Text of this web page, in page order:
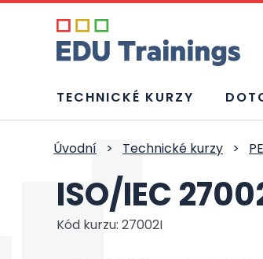
TECHNICKÉ KURZY
Úvodní > Technické kurzy >
ISO/IEC
Kód kurzu: 27002I